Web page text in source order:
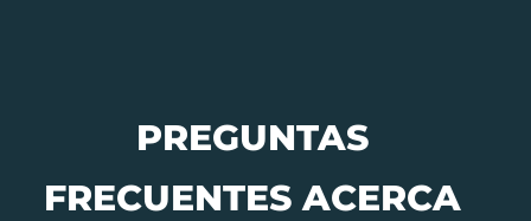
PREGUNTAS
FRECUENTES ACERCA